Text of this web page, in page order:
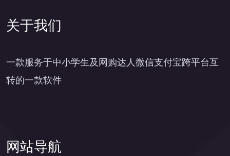
关于我们
一款服务于中小学生及网购达人微信支付宝跨平台互
转的一款软件
网站导航